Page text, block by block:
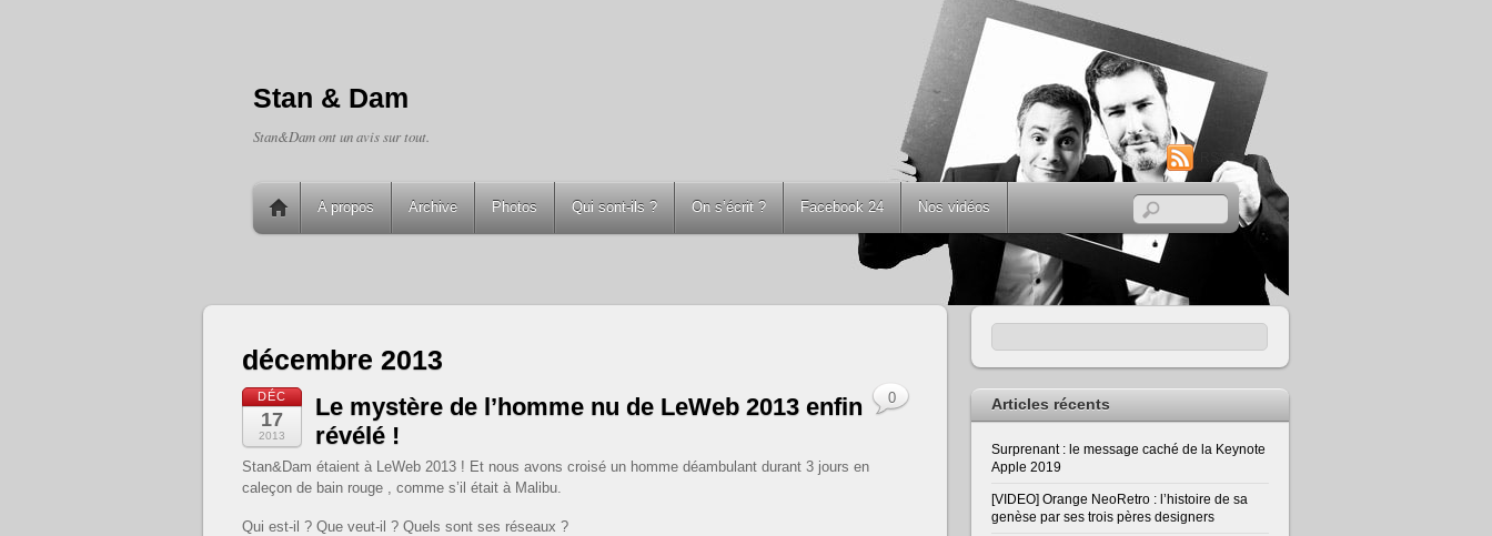
Stan & Dam
Stan&Dam ont un avis sur tout.
RSS
A propos Archive Photos Qui sont-ils ? On s’écrit ? Facebook 24 Nos vidéos
décembre 2013
DÉC
17
2013
Le mystère de l’homme nu de LeWeb 2013 enfin
révélé !
Stan&Dam étaient à LeWeb 2013 ! Et nous avons croisé un homme déambulant durant 3 jours en
caleçon de bain rouge , comme s’il était à Malibu.
Qui est-il ? Que veut-il ? Quels sont ses réseaux ?
0 Articles récents
Surprenant : le message caché de la Keynote
Apple 2019
[VIDEO] Orange NeoRetro : l’histoire de sa
genèse par ses trois pères designers